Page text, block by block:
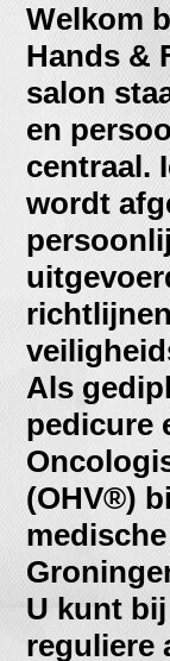
Welkom
Hands &
salon
en
centraal.
wordt
Als
pedicure
(OHV®)
U kunt
reguliere